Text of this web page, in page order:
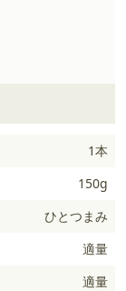
1本
150g
ひとつまみ
適量
適量